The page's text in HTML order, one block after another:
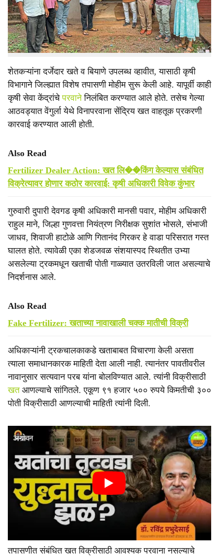
e
१०० पोती जप्त केली. जप्त खताची किंमत ५७ हजार ५०० रुपये
असून या प्रकरणी दोघांविरुद्ध देवगड पोलिस ठाण्यात गुन्हा दाखल
करण्यात आला आहे. आठवडाभरातील ही भरारी पथकाची दुसरी
कारवाई आहे.
शेतकऱ्यांना दर्जेदार खते व बियाणे उपलब्ध व्हावीत, यासाठी कृषी
विभागाने जिल्ह्यात विशेष तपासणी मोहीम सुरू केली आहे. यापूर्वी काही
कृषी सेवा केंद्रांचेपरवानेनिलंबित करण्यात आले होते. तसेच गेल्या
आठवड्यात वेंगुर्ला येथे विनापरवाना सेंद्रिय खत वाहतूक प्रकरणी
कारवाई करण्यात आली होती.
Also Read
Fertilizer Dealer Action: खत लि��किंग केल्यास संबंधित
विक्रेत्यावर होणार कठोर कारवाई: कृषी अधिकारी विवेक कुंभार
गुरुवारी दुपारी देवगड कृषी अधिकारी मानसी पवार, मोहीम अधिकारी
राहुल माने, जिल्हा गुणवत्ता नियंत्रण निरीक्षक सुशांत भोसले, संभाजी
जाधव, शिवाजी हाटोळे आणि गितानंद गिरकर हे वाडा परिसरात गस्त
घालत होते. त्यावेळी एका शेडजवळ संशयास्पद स्थितीत उभ्या
असलेल्या ट्रकमधून खताची पोती गाळ्यात उतरविली जात असल्याचे
निदर्शनास आले.
Also Read
Fake Fertilizer: खताच्या नावाखाली चक्क मातीची विक्री
अधिकाऱ्यांनी ट्रकचालकाकडे खताबाबत विचारणा केली असता
त्याला समाधानकारक माहिती देता आली नाही. त्यानंतर पावतीवरील
नावानुसार सत्यवान परब यांना बोलविण्यात आले. त्यांनी विक्रीसाठी
खत आणल्याचे सांगितले. एकूण ९१ हजार ५०० रुपये किमतीची ३००
पोती विक्रीसाठी आणल्याची माहिती त्यांनी दिली.
तपासणीत संबंधित खत विक्रीसाठी आवश्यक परवाना नसल्याचे